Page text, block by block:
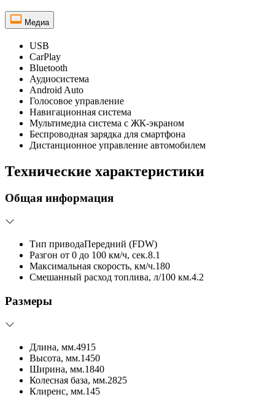
Медиа
USB
CarPlay
Bluetooth
Аудиосистема
Android Auto
Голосовое управление
Навигационная система
Мультимедиа система с ЖК-экраном
Беспроводная зарядка для смартфона
Дистанционное управление автомобилем
Технические характеристики
Общая информация
Тип приводаПередний (FDW)
Разгон от 0 до 100 км/ч, сек.8.1
Максимальная скорость, км/ч.180
Смешанный расход топлива, л/100 км.4.2
Размеры
Длина, мм.4915
Высота, мм.1450
Ширина, мм.1840
Колесная база, мм.2825
Клиренс, мм.145